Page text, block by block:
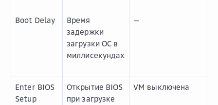
Boot Delay
Время
задержки
загрузки ОС в
миллисекундах
—
Enter BIOS
Setup
Открытие BIOS
при загрузке
VM выключена